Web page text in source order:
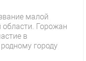
малой
области. Горожан
в
городу